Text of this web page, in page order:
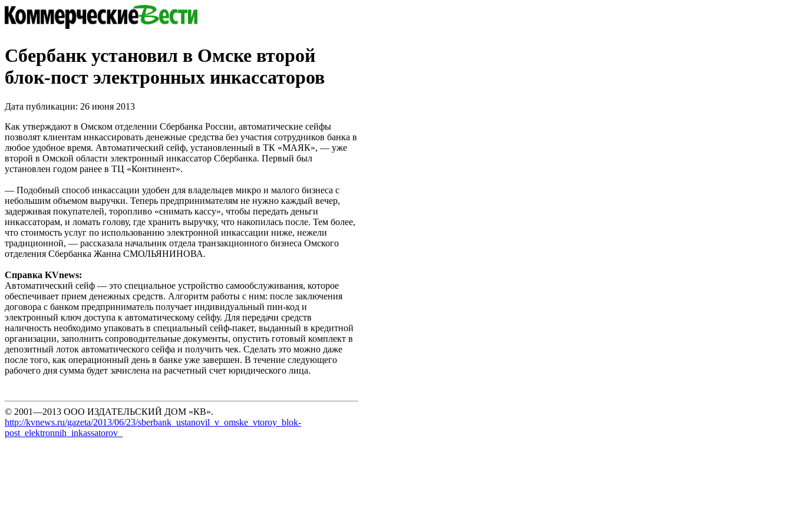
Сбербанк установил в Омске второй
блок-пост электронных инкассаторов
Дата публикации: 26 июня 2013
Как утверждают в Омском отделении Сбербанка России, автоматические сейфы
позволят клиентам инкассировать денежные средства без участия сотрудников банка в
любое удобное время. Автоматический сейф, установленный в ТК «МАЯК», — уже
второй в Омской области электронный инкассатор Сбербанка. Первый был
установлен годом ранее в ТЦ «Континент».
— Подобный способ инкассации удобен для владельцев микро и малого бизнеса с
небольшим объемом выручки. Теперь предпринимателям не нужно каждый вечер,
задерживая покупателей, торопливо «снимать кассу», чтобы передать деньги
инкассаторам, и ломать голову, где хранить выручку, что накопилась после. Тем более,
что стоимость услуг по использованию электронной инкассации ниже, нежели
традиционной, — рассказала начальник отдела транзакционного бизнеса Омского
отделения Сбербанка Жанна СМОЛЬЯНИНОВА.
Справка KVnews:
Автоматический сейф — это специальное устройство самообслуживания, которое
обеспечивает прием денежных средств. Алгоритм работы с ним: после заключения
договора с банком предприниматель получает индивидуальный пин-код и
электронный ключ доступа к автоматическому сейфу. Для передачи средств
наличность необходимо упаковать в специальный сейф-пакет, выданный в кредитной
организации, заполнить сопроводительные документы, опустить готовый комплект в
депозитный лоток автоматического сейфа и получить чек. Сделать это можно даже
после того, как операционный день в банке уже завершен. В течение следующего
рабочего дня сумма будет зачислена на расчетный счет юридического лица.
© 2001—2013 ООО ИЗДАТЕЛЬСКИЙ ДОМ «КВ».
http://kvnews.ru/gazeta/2013/06/23/sberbank_ustanovil_v_omske_vtoroy_blok-
post_elektronnih_inkassatorov_